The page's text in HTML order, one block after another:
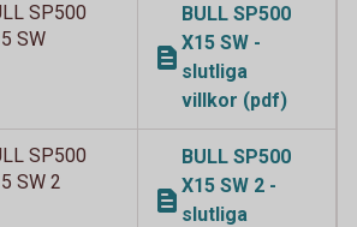
SP500
SW
BULL SP500
X15 SW -
slutliga
villkor (pdf)
SP500
SW 2
BULL SP500
X15 SW 2 -
slutliga